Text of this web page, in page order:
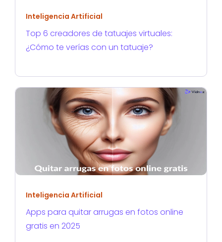
Inteligencia Artificial
Top 6 creadores de tatuajes virtuales:
¿Cómo te verías con un tatuaje?
Inteligencia Artificial
Apps para quitar arrugas en fotos online
gratis en 2025